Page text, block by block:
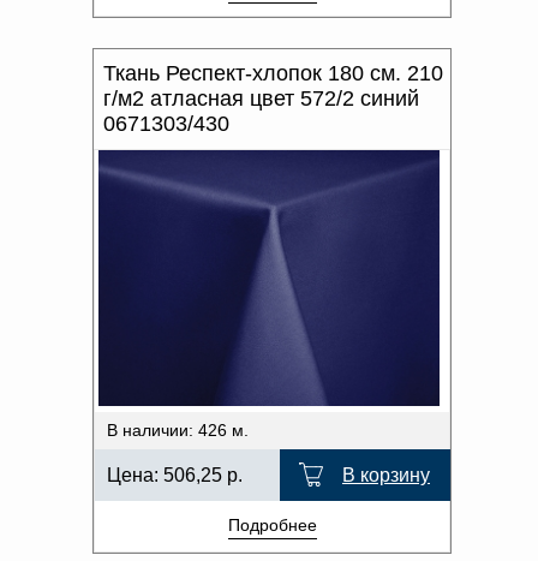
Ткань Респект-хлопок 180 см. 210
г/м2 атласная цвет 572/2 синий
0671303/430
В наличии: 426 м.
Цена: 506,25 р. В корзину
Подробнее